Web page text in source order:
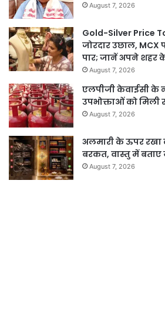
August 7, 2026
Gold-Silver Price
जोरदार उछाल, MCX
पार; जानें अपने शहर
August 7, 2026
एलपीजी केवाईसी के
उपभोक्ताओं को मिली
August 7, 2026
अलमारी के ऊपर रखा
बरकत, वास्तु में
August 7, 2026